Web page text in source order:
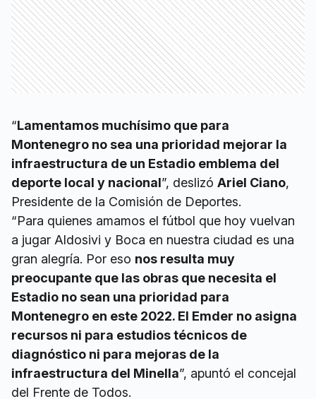
“Lamentamos muchísimo que para
Montenegro no sea una prioridad mejorar la
infraestructura de un Estadio emblema del
deporte local y nacional”, deslizó Ariel Ciano,
Presidente de la Comisión de Deportes.
“Para quienes amamos el fútbol que hoy vuelvan
a jugar Aldosivi y Boca en nuestra ciudad es una
gran alegría. Por eso nos resulta muy
preocupante que las obras que necesita el
Estadio no sean una prioridad para
Montenegro en este 2022. El Emder no asigna
recursos ni para estudios técnicos de
diagnóstico ni para mejoras de la
infraestructura del Minella”, apuntó el concejal
del Frente de Todos.